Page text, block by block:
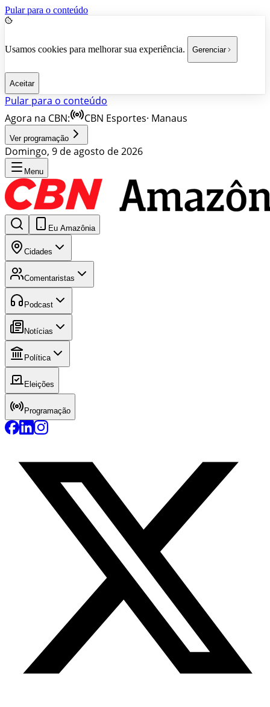
Pular para o conteúdo
Usamos cookies para melhorar sua experiência. Gerenciar
Aceitar
Pular para o conteúdo
Agora na CBN:
CBN Esportes· Manaus
Ver programação
Domingo, 9 de agosto de 2026
Menu
Eu Amazônia
Cidades
Comentaristas
Podcast
Notícias
Política
Eleições
Programação